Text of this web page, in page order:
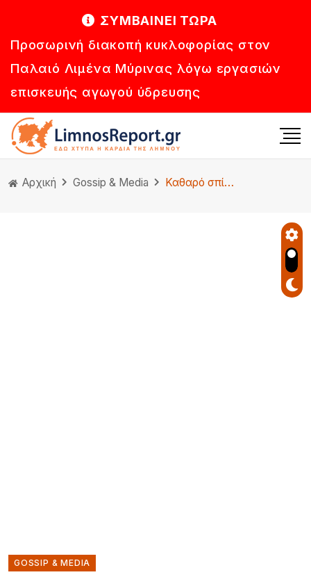
ΣΥΜΒΑΙΝΕΙ ΤΩΡΑ
Προσωρινή διακοπή κυκλοφορίας στον
Παλαιό Λιμένα Μύρινας λόγω εργασιών
επισκευής αγωγού ύδρευσης
Αρχική Gossip & Media Καθαρό σπίτι κάθε μέρα; 3 τρόποι να “στριμώξουμε” την καθαριότητα στο πρόγραμμά μας!
GOSSIP & MEDIA